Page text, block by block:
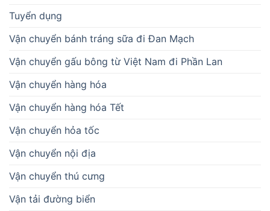
Tuyển dụng
Vận chuyển bánh tráng sữa đi Đan Mạch
Vận chuyển gấu bông từ Việt Nam đi Phần Lan
Vận chuyển hàng hóa
Vận chuyển hàng hóa Tết
Vận chuyển hỏa tốc
Vận chuyển nội địa
Vận chuyển thú cưng
Vận tải đường biển